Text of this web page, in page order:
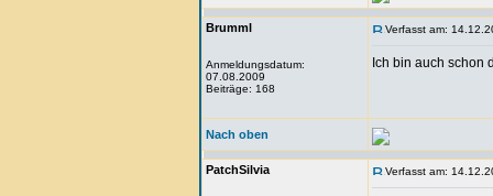
Brumml
Anmeldungsdatum:
07.08.2009
Beiträge: 168
Verfasst am:
Ich bin auch schon
Nach oben
PatchSilvia Verfasst am: